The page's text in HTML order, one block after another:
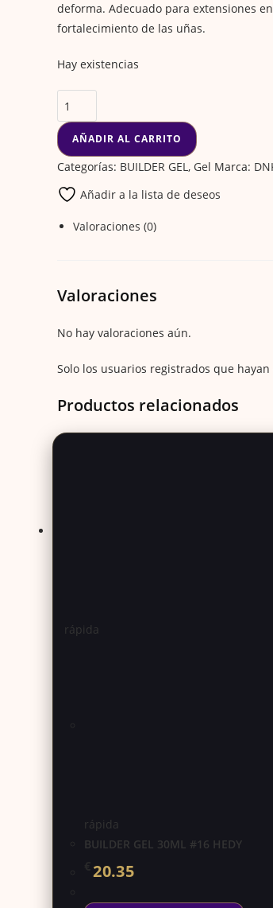
deforma. Adecuado para extensiones
fortalecimiento de las uñas.
Hay existencias
AÑADIR AL CARRITO
Categorías: BUILDER GEL, Gel Marca:
Añadir a la lista de deseos
Valoraciones (0)
Valoraciones
No hay valoraciones aún.
Solo los usuarios registrados que
Productos relacionados
rápida
rápida
BUILDER GEL 30ML #16 HEDY
20.35